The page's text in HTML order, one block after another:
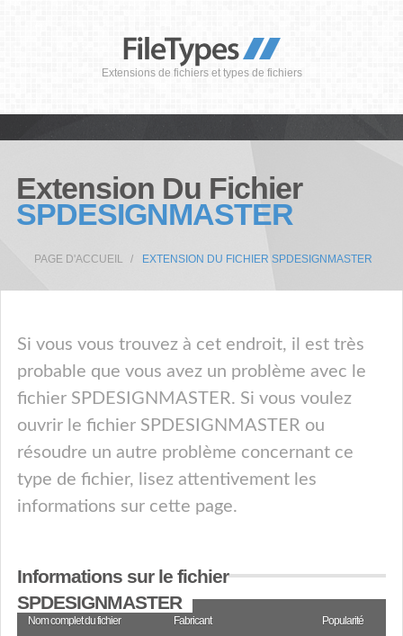
Extensions de fichiers et types de fichiers
Extension Du Fichier
SPDESIGNMASTER
PAGE D'ACCUEIL EXTENSION DU FICHIER SPDESIGNMASTER
Si vous vous trouvez à cet endroit, il est très
probable que vous avez un problème avec le
fichier SPDESIGNMASTER. Si vous voulez
ouvrir le fichier SPDESIGNMASTER ou
résoudre un autre problème concernant ce
type de fichier, lisez attentivement les
informations sur cette page.
Informations sur le fichier
SPDESIGNMASTER
Nom complet du fichier Fabricant Popularité